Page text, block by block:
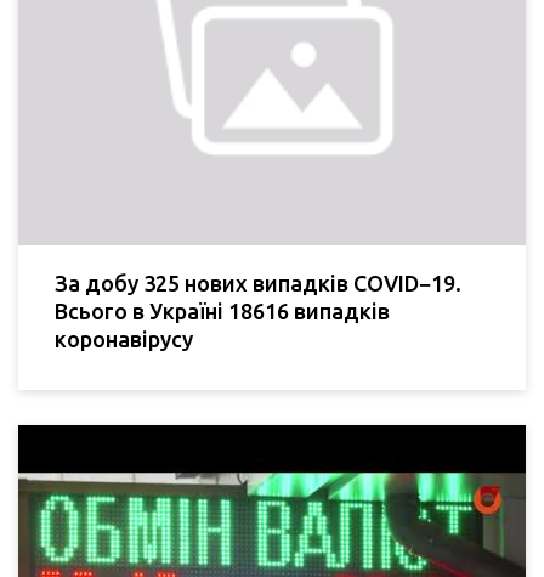
За добу 325 нових випадків COVID−19.
Всього в Україні 18616 випадків
коронавірусу